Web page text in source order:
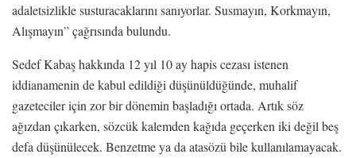
adaletsizlikle susturacaklarını sanıyorlar. Susmayın, Korkmayın,
Alışmayın” çağrısında bulundu.
Sedef Kabaş hakkında 12 yıl 10 ay hapis cezası istenen
iddianamenin de kabul edildiği düşünüldüğünde, muhalif
gazeteciler için zor bir dönemin başladığı ortada. Artık söz
ağızdan çıkarken, sözcük kalemden kağıda geçerken iki değil beş
defa düşünülecek. Benzetme ya da atasözü bile kullanılamayacak.